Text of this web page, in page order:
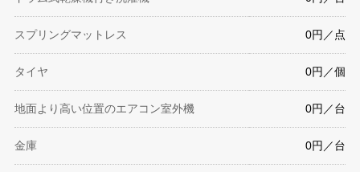
スプリングマットレス 0円／点
タイヤ 0円／個
地面より高い位置のエアコン室外機 0円／台
金庫 0円／台